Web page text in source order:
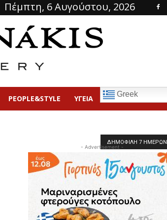
Πέμπτη, 6 Αυγούστου, 2026
PEOPLE&STYLE ΥΓΕΙΑ Greek
ΔΗΜΟΦΙΛΉ 7 ΗΜΕΡΏΝ
- Advertisement -